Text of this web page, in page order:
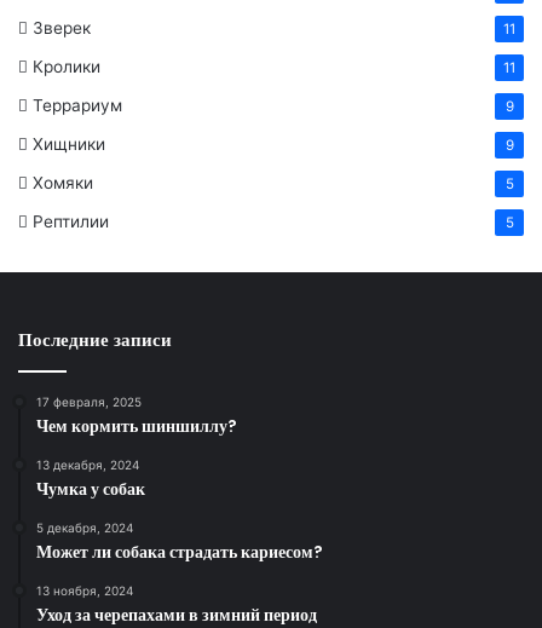
Зверек 11
Кролики 11
Террариум 9
Хищники 9
Хомяки 5
Рептилии 5
Последние записи
17 февраля, 2025
Чем кормить шиншиллу?
13 декабря, 2024
Чумка у собак
5 декабря, 2024
Может ли собака страдать кариесом?
13 ноября, 2024
Уход за черепахами в зимний период